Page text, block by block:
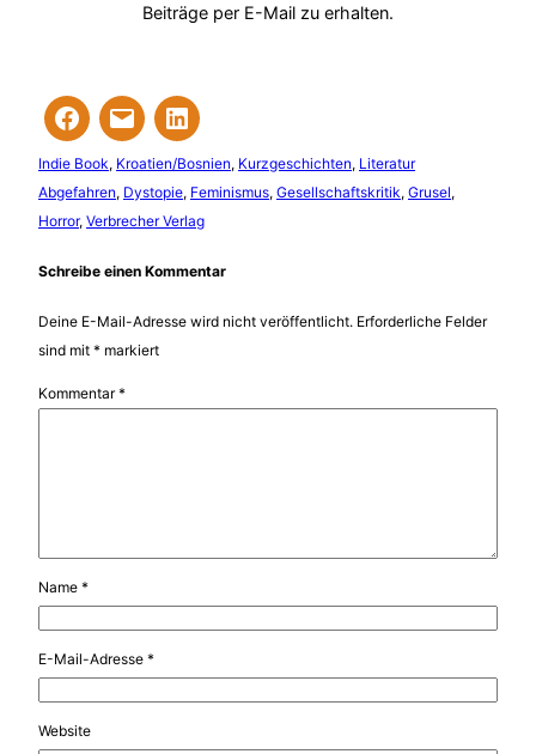
Beiträge per E-Mail zu erhalten.
Indie Book, Kroatien/Bosnien, Kurzgeschichten, Literatur
Abgefahren, Dystopie, Feminismus, Gesellschaftskritik, Grusel
Horror, Verbrecher Verlag
Schreibe einen Kommentar
Deine E-Mail-Adresse wird nicht veröffentlicht. Erforderliche Felder
sind mit * markiert
Kommentar*
Name *
E-Mail-Adresse *
Website